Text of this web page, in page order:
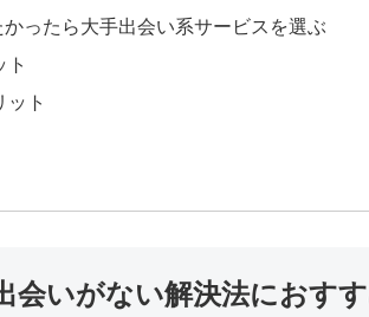
かったら大手出会い系サービスを選ぶ
ト
ット
会いがない解決法におす